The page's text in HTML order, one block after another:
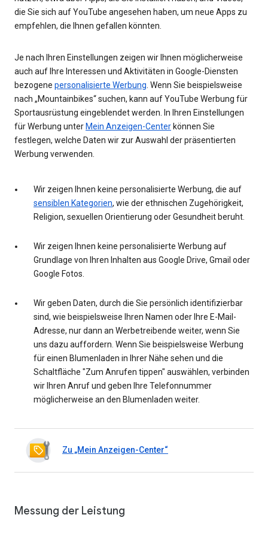
die Sie sich auf YouTube angesehen haben, um neue Apps zu
empfehlen, die Ihnen gefallen könnten.
Je nach Ihren Einstellungen zeigen wir Ihnen möglicherweise
auch auf Ihre Interessen und Aktivitäten in Google-Diensten
bezogene personalisierte Werbung . Wenn Sie beispielsweise
nach „Mountainbikes“ suchen, kann auf YouTube Werbung für
Sportausrüstung eingeblendet werden. In Ihren Einstellungen
für Werbung unterMein Anzeigen-Centerkönnen Sie
festlegen, welche Daten wir zur Auswahl der präsentierten
Werbung verwenden.
Wir zeigen Ihnen keine personalisierte Werbung, die auf
sensiblen Kategorien, wie der ethnischen Zugehörigkeit,
Religion, sexuellen Orientierung oder Gesundheit beruht.
Wir zeigen Ihnen keine personalisierte Werbung auf
Grundlage von Ihren Inhalten aus Google Drive, Gmail oder
Google Fotos.
Wir geben Daten, durch die Sie persönlich identifizierbar
sind, wie beispielsweise Ihren Namen oder Ihre E-Mail-
Adresse, nur dann an Werbetreibende weiter, wenn Sie
uns dazu auffordern. Wenn Sie beispielsweise Werbung
für einen Blumenladen in Ihrer Nähe sehen und die
Schaltfläche "Zum Anrufen tippen" auswählen, verbinden
wir Ihren Anruf und geben Ihre Telefonnummer
möglicherweise an den Blumenladen weiter.
Zu „Mein Anzeigen-Center“
Messung der Leistung